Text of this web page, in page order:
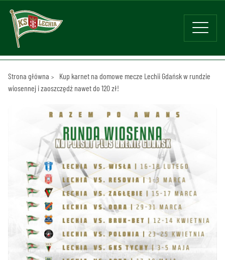
Strona główna
Kup karnet na domowe mecze Lechii Gdańsk w rundzie
wiosennej i zaoszczędź nawet do 120 zł!